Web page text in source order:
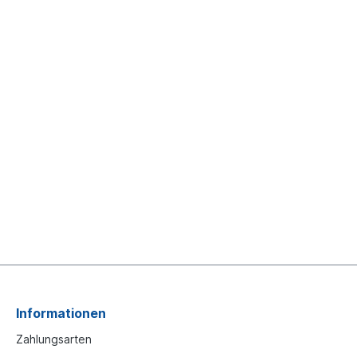
Informationen
Zahlungsarten